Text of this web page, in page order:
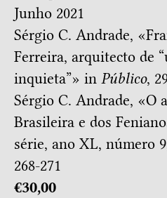
Junho 2021
Sérgio C. Andrade, «
Ferreira, arquitecto de
inquieta”» in Público,
Sérgio C. Andrade, «O
Brasileira e dos
série, ano XL, número
268-271
€30,00